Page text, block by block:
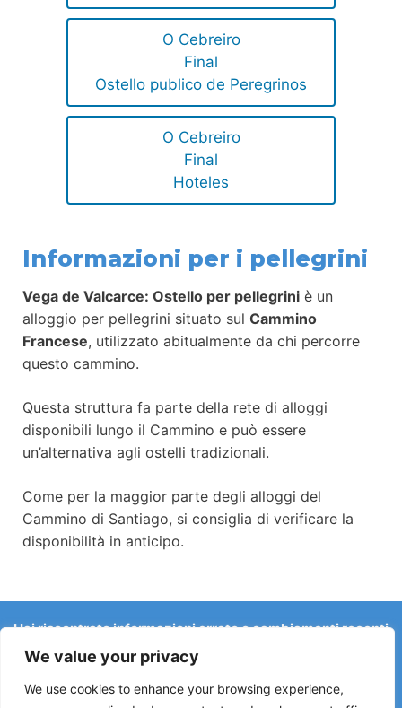
We value your privacy
We use cookies to enhance your browsing experience,
O Cebreiro
Final
Ostello publico de Peregrinos
O Cebreiro
Final
Hoteles
Informazioni per i pellegrini
Vega de Valcarce: Ostello per pellegrini è un
alloggio per pellegrini situato sul Cammino
Francese, utilizzato abitualmente da chi percorre
questo cammino.
Questa struttura fa parte della rete di alloggi
disponibili lungo il Cammino e può essere
un’alternativa agli ostelli tradizionali.
Come per la maggior parte degli alloggi del
Cammino di Santiago, si consiglia di verificare la
disponibilità in anticipo.
Hai riscontrato informazioni errate o cambiamenti recenti
Le segnalazioni su ostelli chiusi, allagamenti, deviazioni,
lavori stradali o altri cambiamenti aiutano a mantenere la